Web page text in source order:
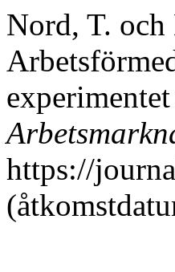
Nord, T.
https://